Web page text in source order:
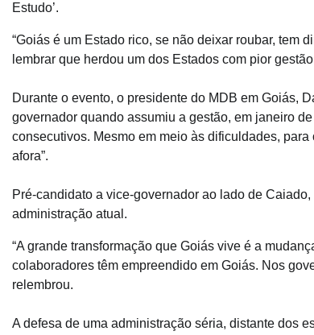
Estudo’.
“Goiás é um Estado rico, se não deixar roubar, tem
lembrar que herdou um dos Estados com pior
Durante o evento, o presidente do MDB em Goiás,
governador quando assumiu a gestão, em janeiro
consecutivos. Mesmo em meio às dificuldades,
afora”.
Pré-candidato a vice-governador ao lado de
administração atual.
“A grande transformação que Goiás vive é a
colaboradores têm empreendido em Goiás. Nos
relembrou.
A defesa de uma administração séria, distante dos